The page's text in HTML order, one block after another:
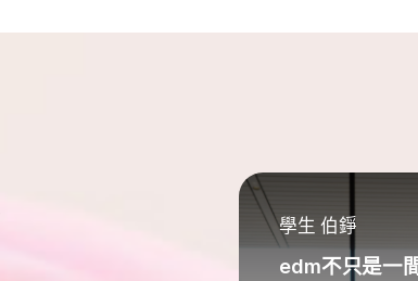
學生 伯錚
edm不只是一